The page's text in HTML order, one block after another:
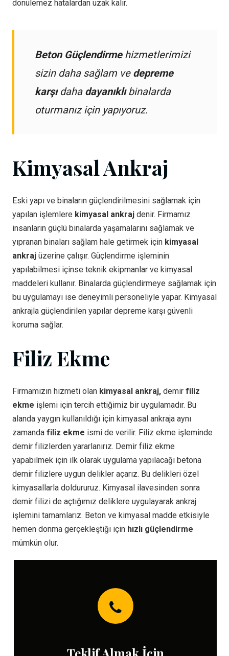
dönülemez hatalardan uzak kalır.
Beton Güçlendirmehizmetlerimizi
sizin daha sağlam ve depreme
karşıdaha dayanıklıbinalarda
oturmanız için yapıyoruz.
Kimyasal Ankraj
Eski yapı ve binaların güçlendirilmesini sağlamak için
yapılan işlemlere kimyasal ankraj denir. Firmamız
insanların güçlü binalarda yaşamalarını sağlamak ve
yıpranan binaları sağlam hale getirmek için kimyasal
ankraj üzerine çalışır. Güçlendirme işleminin
yapılabilmesi içinse teknik ekipmanlar ve kimyasal
maddeleri kullanır. Binalarda güçlendirmeye sağlamak için
bu uygulamayı ise deneyimli personeliyle yapar. Kimyasal
ankrajla güçlendirilen yapılar depreme karşı güvenli
koruma sağlar.
Filiz Ekme
Firmamızın hizmeti olan kimyasal ankraj, demir filiz
ekme işlemi için tercih ettiğimiz bir uygulamadır. Bu
alanda yaygın kullanıldığı için kimyasal ankraja aynı
zamanda filiz ekme ismi de verilir. Filiz ekme işleminde
demir filizlerden yararlanırız. Demir filiz ekme
yapabilmek için ilk olarak uygulama yapılacağı betona
demir filizlere uygun delikler açarız. Bu delikleri özel
kimyasallarla doldururuz. Kimyasal ilavesinden sonra
demir filizi de açtığımız deliklere uygulayarak ankraj
işlemini tamamlarız. Beton ve kimyasal madde etkisiyle
hemen donma gerçekleştiği için hızlı güçlendirme
mümkün olur.